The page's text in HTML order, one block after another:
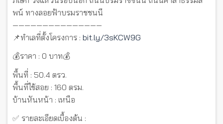
พน์ ทางลอยฟ้าบรมราชชนนี
———————————————
📌ทำเลที่ตั้งโครงการ : bit.ly/3sKCW9G
💰ราคา : 0 บาท💰
พื้นที่ : 50.4 ตรว.
พื้นที่ใช้สอย : 160 ตรม.
บ้านหันหน้า : เหนือ
✅ รายละเอียดเบื้องต้น :